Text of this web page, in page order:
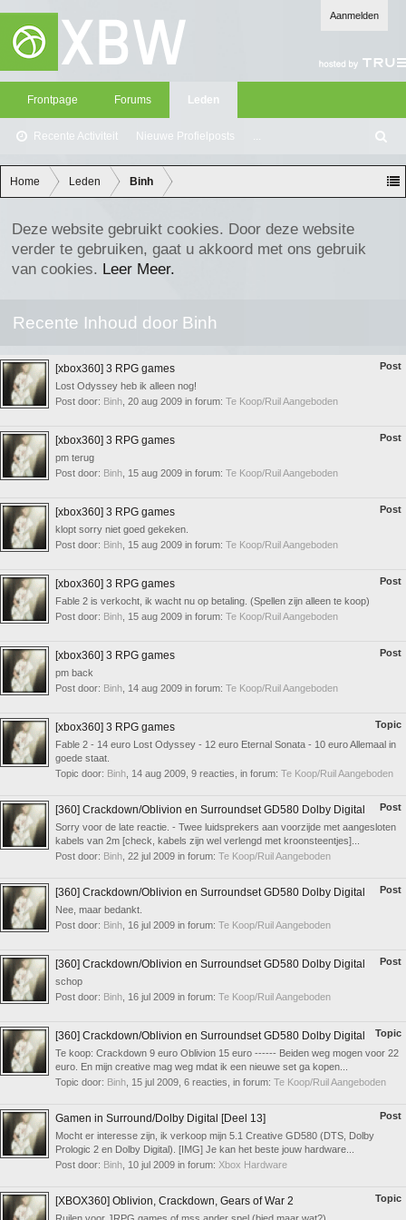
Aanmelden
Frontpage Forums Leden
Recente Activiteit Nieuwe Profielposts ...
oe
ke
n
Home Leden Binh
Deze website gebruikt cookies. Door deze website
verder te gebruiken, gaat u akkoord met ons gebruik
van cookies. Leer Meer.
Recente Inhoud door Binh
Post
[xbox360] 3 RPG games
Lost Odyssey heb ik alleen nog!
Post door: Binh 20 aug 2009 in forum: Te Koop/Ruil Aangeboden
Post
[xbox360] 3 RPG games
pm terug
Post door: Binh 15 aug 2009 in forum: Te Koop/Ruil Aangeboden
Post
[xbox360] 3 RPG games
klopt sorry niet goed gekeken.
Post door: Binh 15 aug 2009 in forum: Te Koop/Ruil Aangeboden
Post
[xbox360] 3 RPG games
Fable 2 is verkocht, ik wacht nu op betaling. (Spellen zijn alleen te koop)
Post door: Binh 15 aug 2009 in forum: Te Koop/Ruil Aangeboden
Post
[xbox360] 3 RPG games
pm back
Post door: Binh 14 aug 2009 in forum: Te Koop/Ruil Aangeboden
Topic
[xbox360] 3 RPG games
Fable 2 - 14 euro Lost Odyssey - 12 euro Eternal Sonata - 10 euro Allemaal in
goede staat.
Topic door: Binh 14 aug 2009 , 9 reacties, in forum: Te Koop/Ruil Aangeboden
Post
[360] Crackdown/Oblivion en Surroundset GD580 Dolby Digital
Sorry voor de late reactie. - Twee luidsprekers aan voorzijde met aangesloten
kabels van 2m [check, kabels zijn wel verlengd met kroonsteentjes]...
Post door: Binh 22 jul 2009 in forum: Te Koop/Ruil Aangeboden
Post
[360] Crackdown/Oblivion en Surroundset GD580 Dolby Digital
Nee, maar bedankt.
Post door: Binh 16 jul 2009 in forum: Te Koop/Ruil Aangeboden
Post
[360] Crackdown/Oblivion en Surroundset GD580 Dolby Digital
schop
Post door: Binh 16 jul 2009 in forum: Te Koop/Ruil Aangeboden
Topic
[360] Crackdown/Oblivion en Surroundset GD580 Dolby Digital
Te koop: Crackdown 9 euro Oblivion 15 euro ------ Beiden weg mogen voor 22
euro. En mijn creative mag weg mdat ik een nieuwe set ga kopen...
Topic door: Binh 15 jul 2009 , 6 reacties, in forum: Te Koop/Ruil Aangeboden
Post
Gamen in Surround/Dolby Digital [Deel 13]
Mocht er interesse zijn, ik verkoop mijn 5.1 Creative GD580 (DTS, Dolby
Prologic 2 en Dolby Digital). [IMG] Je kan het beste jouw hardware...
Post door: Binh 10 jul 2009 in forum: Xbox Hardware
Topic
[XBOX360] Oblivion, Crackdown, Gears of War 2